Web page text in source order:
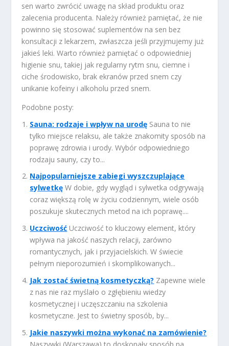
sen warto zwrócić uwagę na skład produktu oraz
zalecenia producenta. Należy również pamiętać, że nie
powinno się stosować suplementów na sen bez
konsultacji z lekarzem, zwłaszcza jeśli przyjmujemy już
jakieś leki. Warto również pamiętać o odpowiedniej
higienie snu, takiej jak regularny rytm snu, ciemne i
ciche środowisko, brak ekranów przed snem czy
unikanie kofeiny i alkoholu przed snem.
Podobne posty:
Sauna: rodzaje i wpływ na urodę Sauna to nie
tylko miejsce relaksu, ale także znakomity sposób na
poprawę zdrowia i urody. Wybór odpowiedniego
rodzaju sauny, czy to...
Najpopularniejsze zabiegi wyszczuplające
sylwetkę W dobie, gdy wygląd i sylwetka odgrywają
coraz większą rolę w życiu codziennym, wiele osób
poszukuje skutecznych metod na ich poprawę....
Uczciwość Uczciwość to kluczowy element, który
wpływa na jakość naszych relacji, zarówno
romantycznych, jak i przyjacielskich. W świecie
pełnym nieporozumień i skomplikowanych...
Jak zostać świetną kosmetyczką? Zapewne wiele
z nas nie raz myślało o zgłębieniu wiedzy
kosmetycznej i uczęszczaniu na szkolenia
kosmetyczne. Jest to świetny sposób, by...
Jakie naszywki można wykonać na zamówienie?